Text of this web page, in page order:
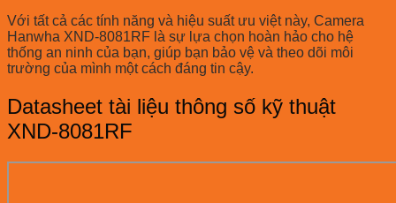
Với tất cả các tính năng và hiệu suất ưu việt này, Camera
Hanwha XND-8081RF là sự lựa chọn hoàn hảo cho hệ
thống an ninh của bạn, giúp bạn bảo vệ và theo dõi môi
trường của mình một cách đáng tin cậy.
Datasheet tài liệu thông số kỹ thuật
XND-8081RF